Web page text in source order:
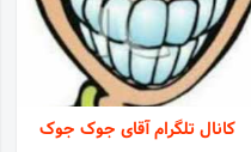
کانال تلگرام آقای جوک جوک